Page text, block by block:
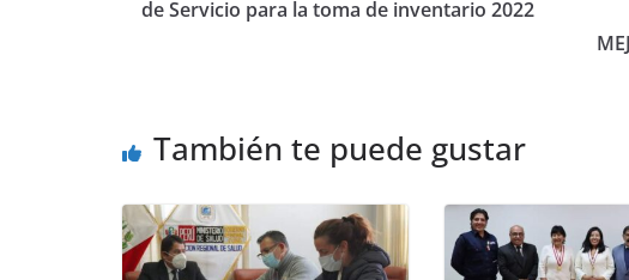
de Servicio para la toma de inventario 2022
También te puede gustar